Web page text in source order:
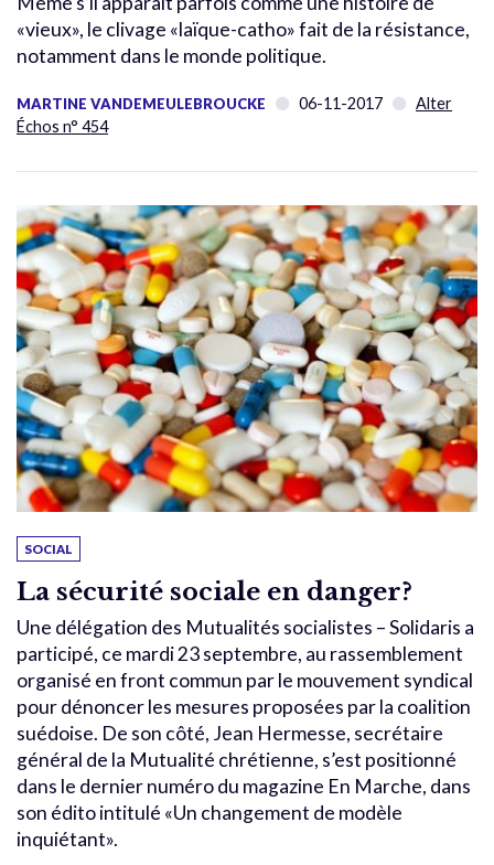
«vieux», le clivage «laïque-catho» fait de la résistance,
notamment dans le monde politique.
MARTINE VANDEMEULEBROUCKE 06-11-2017
Alter
Échos n° 454
SOCIAL
La sécurité sociale en danger?
Une délégation des Mutualités socialistes – Solidaris a
participé, ce mardi 23 septembre, au rassemblement
organisé en front commun par le mouvement syndical
pour dénoncer les mesures proposées par la coalition
suédoise. De son côté, Jean Hermesse, secrétaire
général de la Mutualité chrétienne, s’est positionné
dans le dernier numéro du magazine En Marche, dans
son édito intitulé «Un changement de modèle
inquiétant».